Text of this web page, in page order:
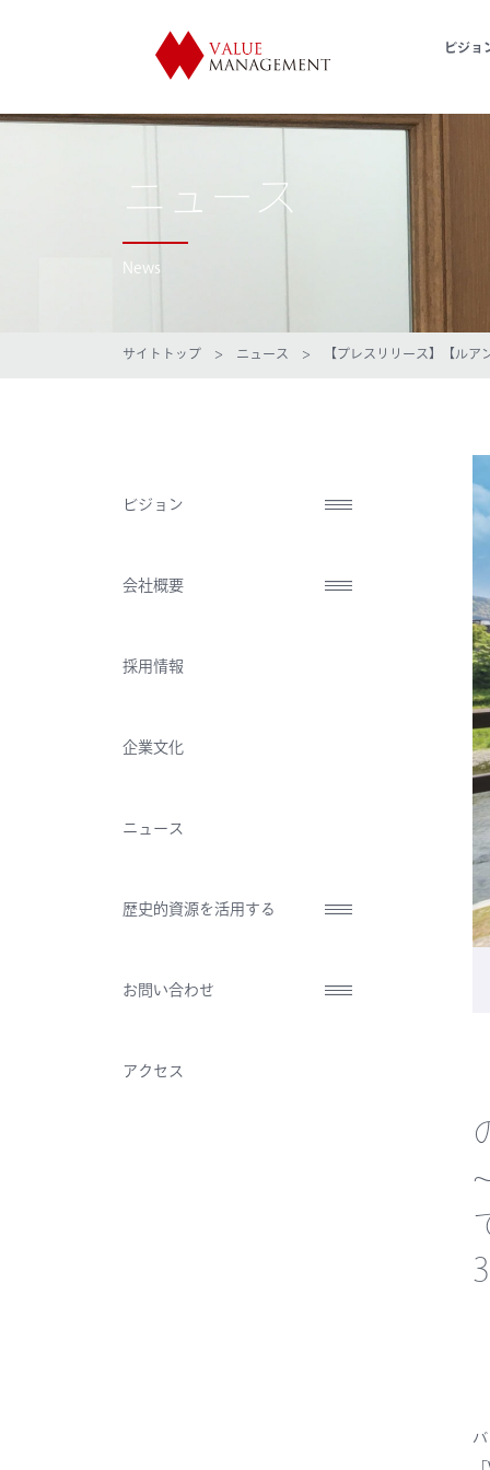
ビジョ
ニュース
News
サイトトップ > ニュース > 【プレスリリース】【ルア
ビジョン
会社概要
採用情報
企業文化
ニュース
歴史的資源を活用する
お問い合わせ
アクセス